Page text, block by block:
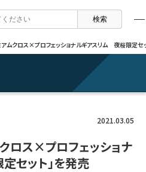
戻る
戻る
戻る
戻る
アムクロス×プロフェッショナルギアスリム 夜桜限定セ
2021.03.05
クロス×プロフェッショナ
セット」を発売